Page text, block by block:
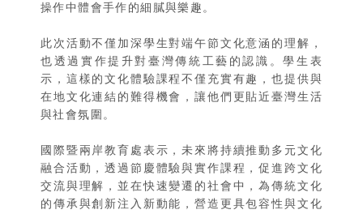
操作中體會手作的細膩與樂趣。
此次活動不僅加深學生對端午節文化意涵的理解，
也透過實作提升對臺灣傳統工藝的認識。學生表
示，這樣的文化體驗課程不僅充實有趣，也提供與
在地文化連結的難得機會，讓他們更貼近臺灣生活
與社會氛圍。
國際暨兩岸教育處表示，未來將持續推動多元文化
融合活動，透過節慶體驗與實作課程，促進跨文化
交流與理解，並在快速變遷的社會中，為傳統文化
的傳承與創新注入新動能，營造更具包容性與文化